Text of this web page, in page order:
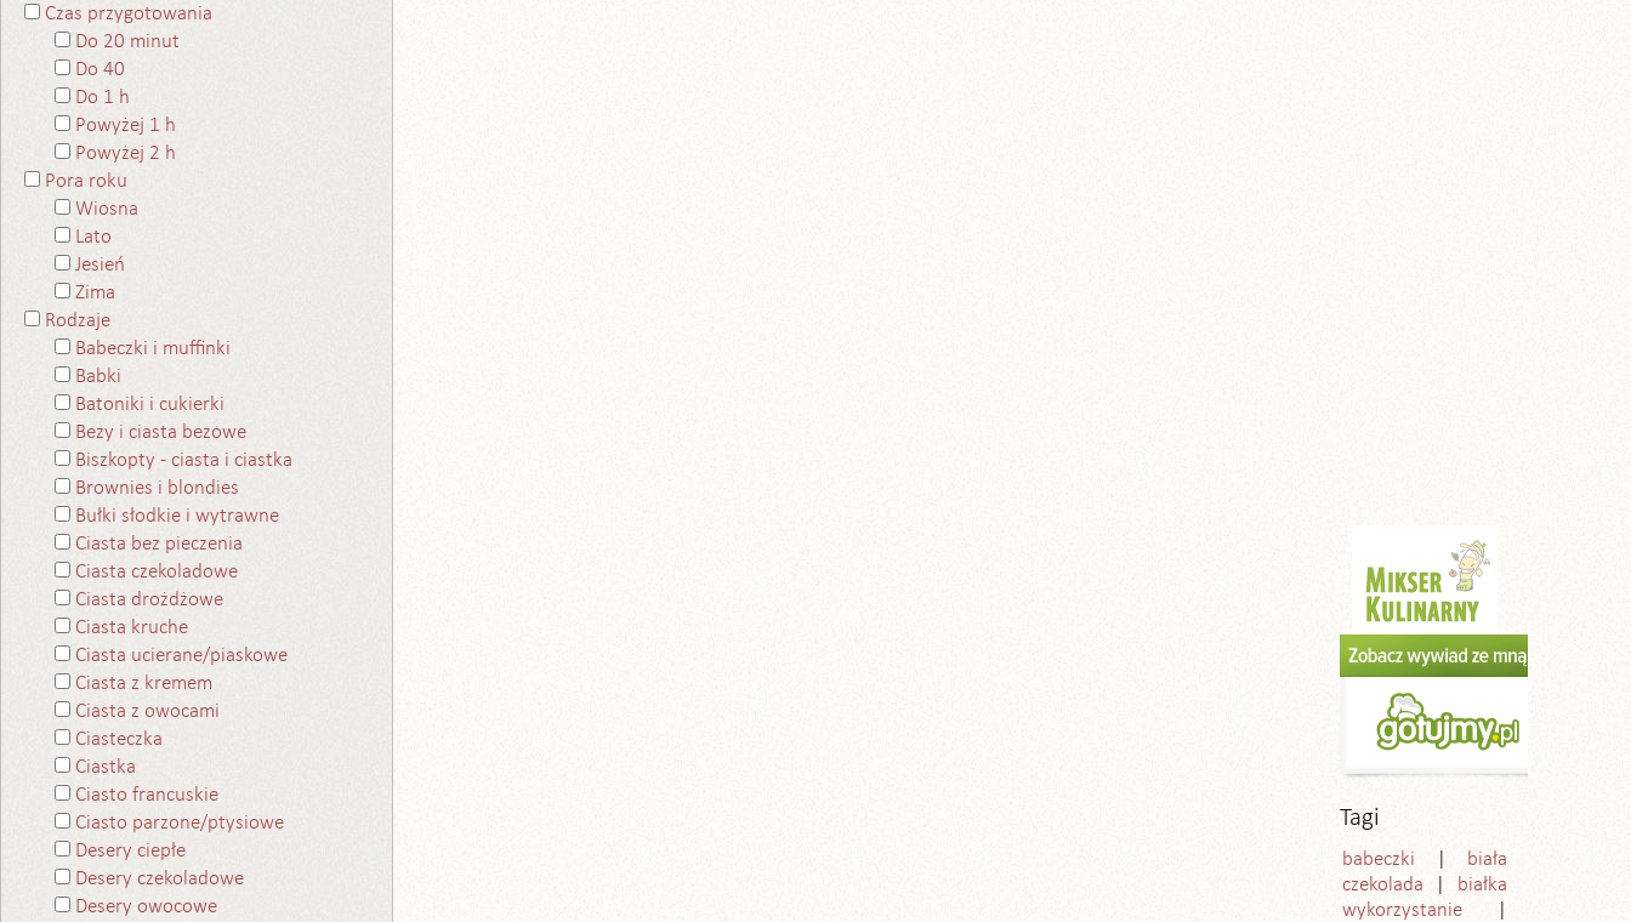
Czas przygotowania
Do 20 minut
Do 40
Do 1 h
Powyżej 1 h
Powyżej 2 h
Pora roku
Wiosna
Lato
Jesień
Zima
Rodzaje
Babeczki i muffinki
Babki
Batoniki i cukierki
Bezy i ciasta bezowe
Biszkopty - ciasta i ciastka
Brownies i blondies
Bułki słodkie i wytrawne
Ciasta bez pieczenia
Ciasta czekoladowe
Ciasta drożdżowe
Ciasta kruche
Ciasta ucierane/piaskowe
Ciasta z kremem
Ciasta z owocami
Ciasteczka
Ciastka
Ciasto francuskie
Ciasto parzone/ptysiowe
Desery ciepłe
Desery czekoladowe
Desery owocowe
Tagi
babeczki
biała
czekolada
białka
wykorzystanie